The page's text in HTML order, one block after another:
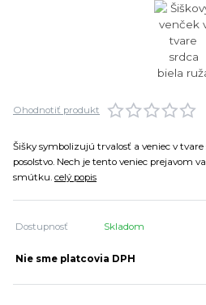
Ohodnotiť produkt
Šišky symbolizujú trvalosť a veniec v
posolstvo. Nech je tento veniec prejavom
smútku. celý popis
Dostupnosť Skladom
Nie sme platcovia DPH